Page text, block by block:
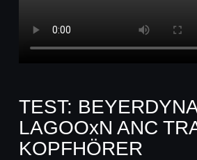
TEST:
LAGOOxN ANC
KOPFHÖRER